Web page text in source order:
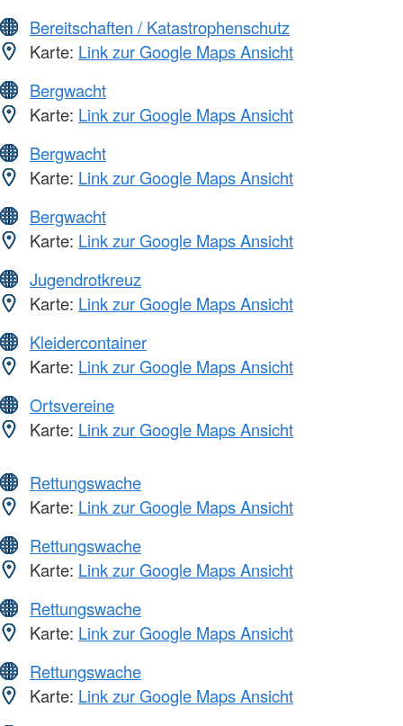
Bereitschaften / Katastrophenschutz
Karte: Link zur Google Maps Ansicht
Bergwacht
Karte: Link zur Google Maps Ansicht
Bergwacht
Karte: Link zur Google Maps Ansicht
Bergwacht
Karte: Link zur Google Maps Ansicht
Jugendrotkreuz
Karte: Link zur Google Maps Ansicht
Kleidercontainer
Karte: Link zur Google Maps Ansicht
Ortsvereine
Karte: Link zur Google Maps Ansicht
Rettungswache
Karte: Link zur Google Maps Ansicht
Rettungswache
Karte: Link zur Google Maps Ansicht
Rettungswache
Karte: Link zur Google Maps Ansicht
Rettungswache
Karte: Link zur Google Maps Ansicht